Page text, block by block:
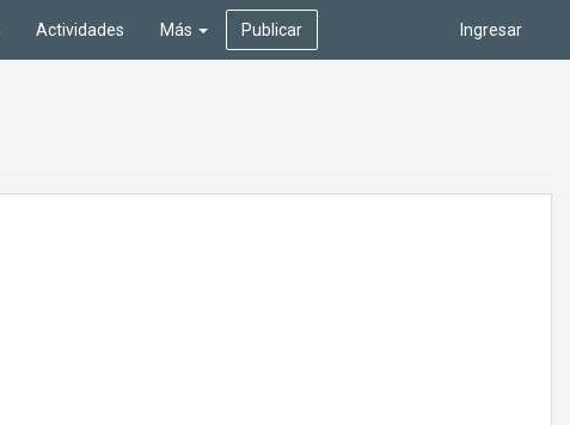
Ingresar
Actividades Más Publicar